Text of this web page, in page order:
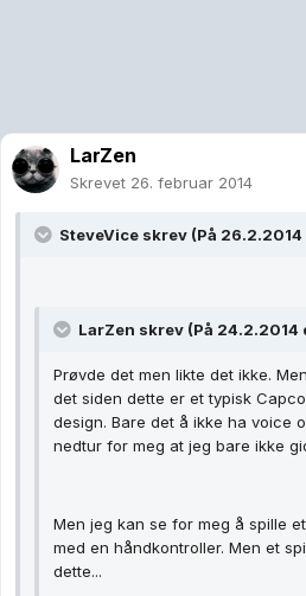
LarZen
Skrevet 26. februar 2014
SteveVice skrev (På
LarZen skrev (På 24.2.2014
Prøvde det men likte det ikke.
det siden dette er et typisk
design. Bare det å ikke ha voice
nedtur for meg at jeg bare ikke
Men jeg kan se for meg å spille
med en håndkontroller. Men et
dette...